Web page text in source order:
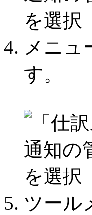
メニュ
す。
ツール